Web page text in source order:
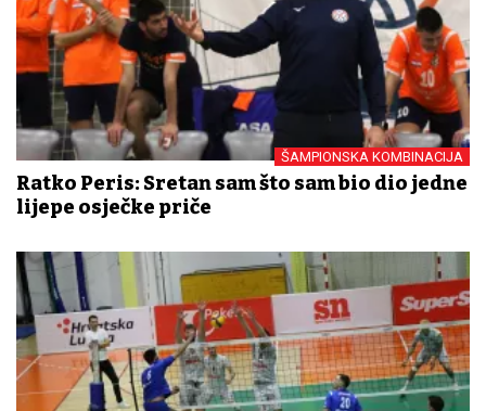
ŠAMPIONSKA KOMBINACIJA
Ratko Peris: Sretan sam što sam bio dio jedne
lijepe osječke priče